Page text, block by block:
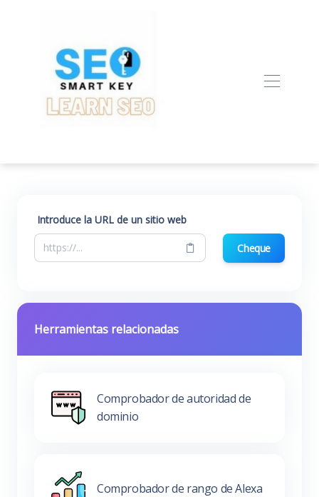
Introduce la URL de un sitio web
Cheque
Herramientas relacionadas
Comprobador de autoridad de
dominio
Comprobador de rango de Alexa